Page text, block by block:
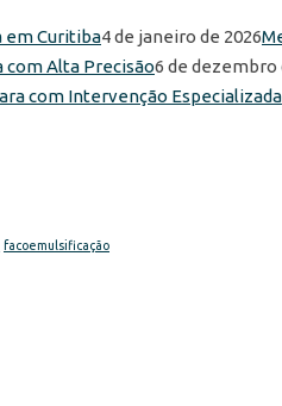
4 de janeiro de 2026
6 de dezembro
facoemulsificação